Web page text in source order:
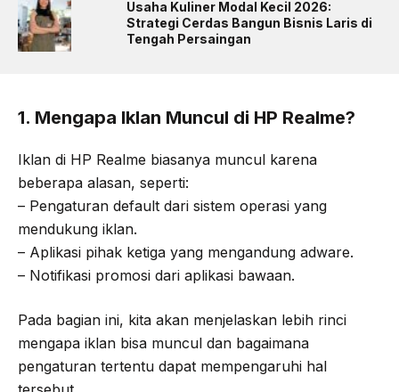
Usaha Kuliner Modal Kecil 2026:
Strategi Cerdas Bangun Bisnis Laris di
Tengah Persaingan
1. Mengapa Iklan Muncul di HP Realme?
Iklan di HP Realme biasanya muncul karena
beberapa alasan, seperti:
– Pengaturan default dari sistem operasi yang
mendukung iklan.
– Aplikasi pihak ketiga yang mengandung adware.
– Notifikasi promosi dari aplikasi bawaan.
Pada bagian ini, kita akan menjelaskan lebih rinci
mengapa iklan bisa muncul dan bagaimana
pengaturan tertentu dapat mempengaruhi hal